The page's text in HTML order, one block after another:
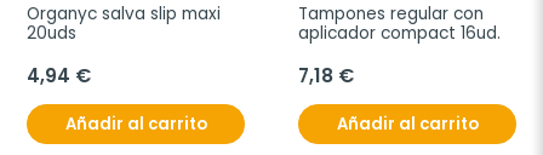
Organyc salva slip maxi
20uds
4,94 €
Añadir al carrito
Tampones regular con
aplicador compact 16ud.
7,18 €
Añadir al carrito